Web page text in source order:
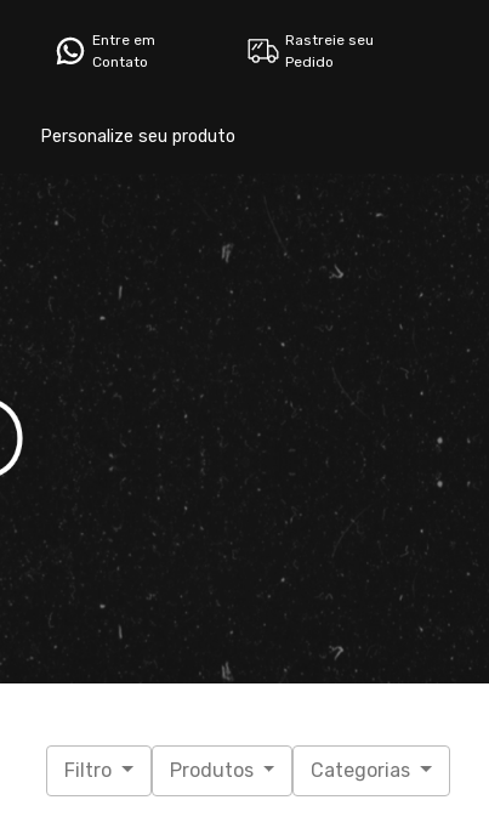
Entre em
Contato
Rastreie seu
Pedido
Personalize seu produto
Filtro Produtos Categorias